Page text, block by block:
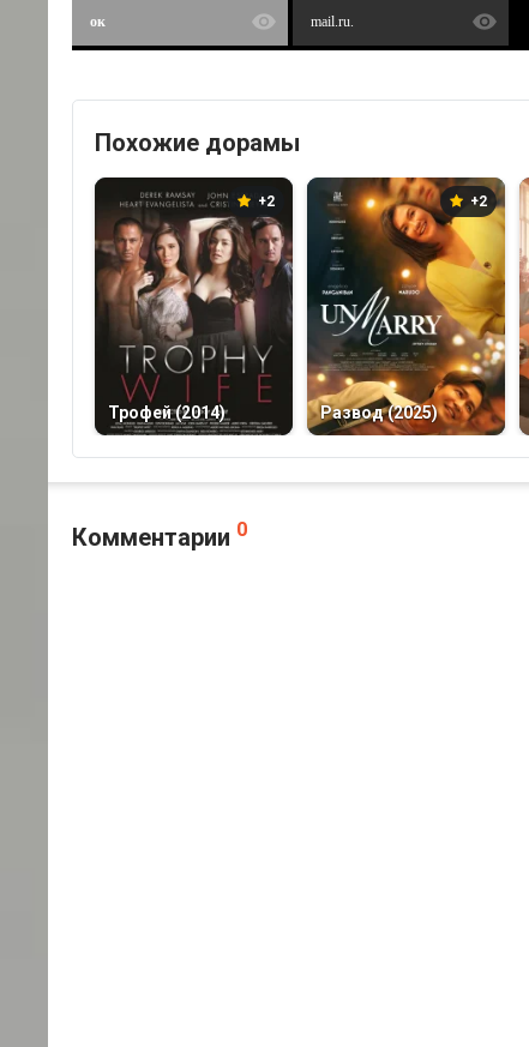
ок mail.ru.
Похожие дорамы
+2
Трофей (2014)
+2
Развод (2025)
Комментарии 0